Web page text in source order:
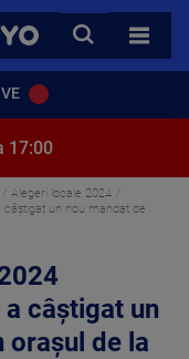
CAUTA
TOATE
17:00
Alegeri locale 2024
câștigat un nou mandat de
câștigat un
orașul de la